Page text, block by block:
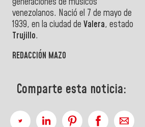
venezolanos. Nació el 7 de mayo de
1939, en la ciudad de Valera, estado
Trujillo.
REDACCIÓN MAZO
Comparte esta noticia: